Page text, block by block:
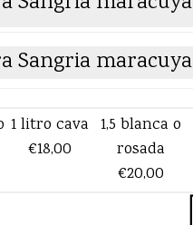
Sangria maracuya
1 litro cava
€18,00
1,5 blanca o
rosada
€20,00